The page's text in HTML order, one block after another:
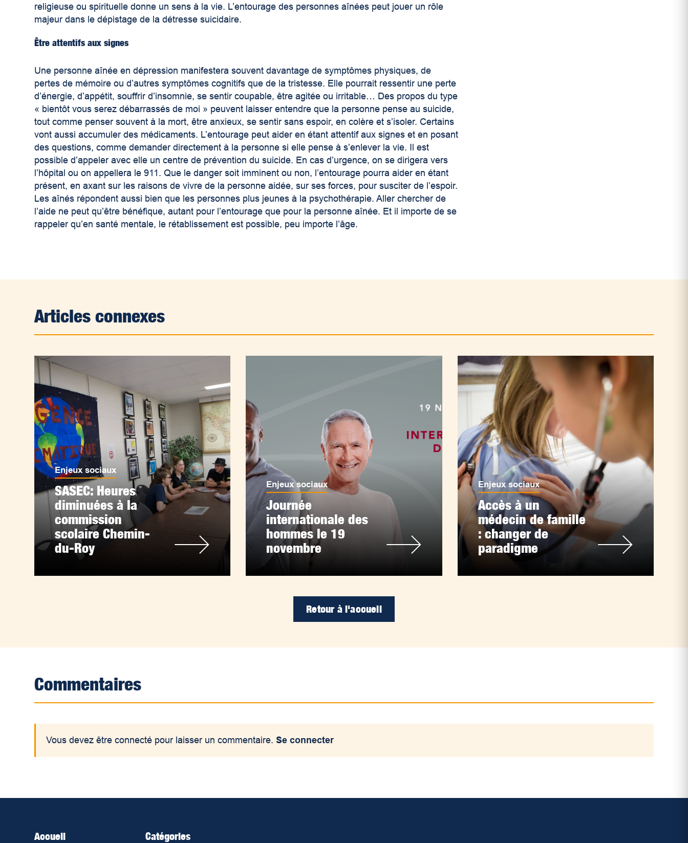
religieuse ou spirituelle donne un sens à la vie. L’entourage des personnes aînées peut jouer un rôle
majeur dans le dépistage de la détresse suicidaire.
Être attentifs aux signes
Une personne aînée en dépression manifestera souvent davantage de symptômes physiques, de
pertes de mémoire ou d’autres symptômes cognitifs que de la tristesse. Elle pourrait ressentir une perte
d’énergie, d’appétit, souffrir d’insomnie, se sentir coupable, être agitée ou irritable… Des propos du type
« bientôt vous serez débarrassés de moi » peuvent laisser entendre que la personne pense au suicide,
tout comme penser souvent à la mort, être anxieux, se sentir sans espoir, en colère et s’isoler. Certains
vont aussi accumuler des médicaments. L’entourage peut aider en étant attentif aux signes et en posant
des questions, comme demander directement à la personne si elle pense à s’enlever la vie. Il est
possible d’appeler avec elle un centre de prévention du suicide. En cas d’urgence, on se dirigera vers
l’hôpital ou on appellera le 911. Que le danger soit imminent ou non, l’entourage pourra aider en étant
présent, en axant sur les raisons de vivre de la personne aidée, sur ses forces, pour susciter de l’espoir.
Les aînés répondent aussi bien que les personnes plus jeunes à la psychothérapie. Aller chercher de
l’aide ne peut qu’être bénéfique, autant pour l’entourage que pour la personne aînée. Et il importe de se
rappeler qu’en santé mentale, le rétablissement est possible, peu importe l’âge.
Articles connexes
Enjeux sociaux
SASEC: Heures
diminuées à la
commission
scolaire Chemin-
du-Roy
Enjeux sociaux
Journée
internationale des
hommes le 19
novembre
Enjeux sociaux
Accès à un
médecin de famille
: changer de
paradigme
Retour à l'accueil
Commentaires
Vous devez être connecté pour laisser un commentaire.Se connecter
Accueil Catégories